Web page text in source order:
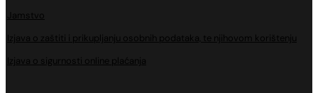
Jamstvo
Izjava o zaštiti i prikupljanju osobnih podataka, te njihovom korištenju
Izjava o sigurnosti online plaćanja